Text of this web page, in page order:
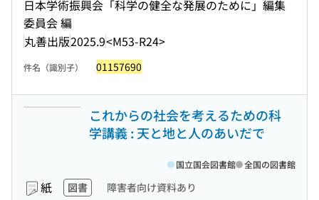
日本学術振興会「科学の健全な発展のために」編集
委員会 編
丸善出版2025.9<M53-R24>
件名（識別子） 01157690
これからの社会を考えるための科
学講義 : 天と地と人のあいだで
紙 図書 障害者向け資料あり
国立国会図書館 全国の図書館